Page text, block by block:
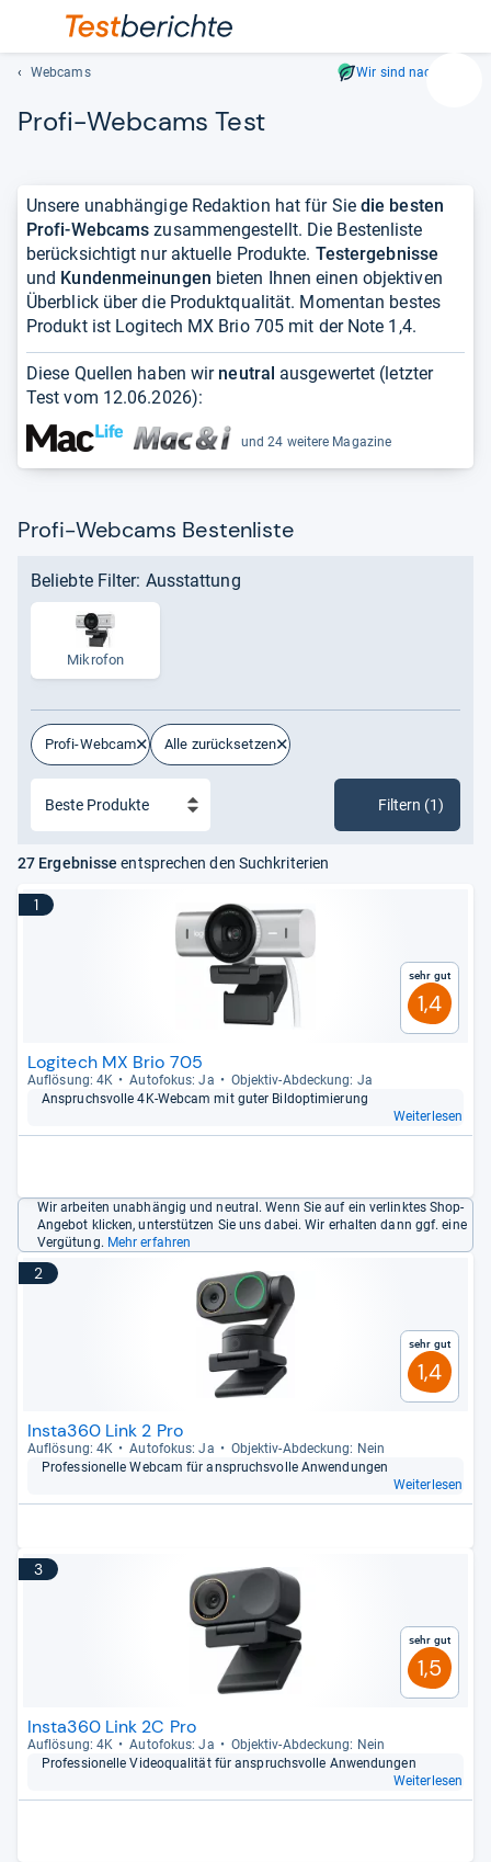
Zeichen
lassen
sich
Webcams Wir sind nachhaltig
Profi-​Web­cams Test
Unsere unabhängige Redaktion hat für Sie die besten
Profi-Webcams zusammengestellt. Die Bestenliste
berücksichtigt nur aktuelle Produkte. Testergebnisse
und Kundenmeinungen bieten Ihnen einen objektiven
Überblick über die Produktqualität. Momentan bestes
Produkt ist Logitech MX Brio 705 mit der Note 1,4.
Diese Quellen haben wir neutral ausgewertet (letzter
Test vom 12.06.2026):
und 24 weitere Magazine
Profi-Webcams Bestenliste
Beliebte Filter: Ausstattung
Mikrofon
Profi-Webcam Alle zurücksetzen
Filtern (1)
27 Ergebnisse entsprechen den Suchkriterien
1
Sehr gut
1,4
Logitech MX Brio 705
Auf­lö­sung: 4K Auto­fo­kus: Ja
Objek­tiv-​Abde­ckung: Ja
Anspruchs­volle 4K-​Web­cam mit guter Bil­d­op­ti­mie­rung
Weiterlesen
Wir arbeiten unabhängig und neutral. Wenn Sie auf ein verlinktes Shop-
Angebot klicken, unterstützen Sie uns dabei. Wir erhalten dann ggf. eine
Vergütung. Mehr erfahren
2
Sehr gut
1,4
Insta360 Link 2 Pro
Auf­lö­sung: 4K Auto­fo­kus: Ja
Objek­tiv-​Abde­ckung: Nein
Pro­fes­sio­nelle Web­cam für anspruchs­volle Anwen­dun­gen
Weiterlesen
3
Sehr gut
1,5
Insta360 Link 2C Pro
Auf­lö­sung: 4K Auto­fo­kus: Ja
Objek­tiv-​Abde­ckung: Nein
Pro­fes­sio­nelle Video­qua­li­tät für anspruchs­volle Anwen­dun­gen
Weiterlesen